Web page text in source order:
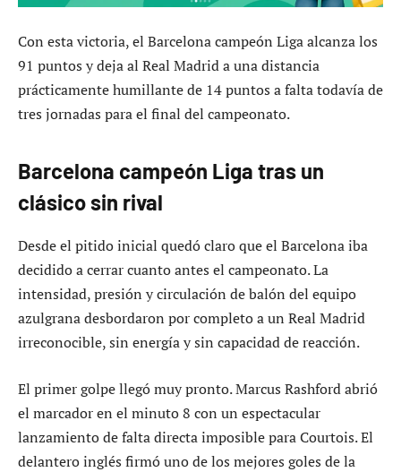
Con esta victoria, el Barcelona campeón Liga alcanza los
91 puntos y deja al Real Madrid a una distancia
prácticamente humillante de 14 puntos a falta todavía de
tres jornadas para el final del campeonato.
Barcelona campeón Liga tras un
clásico sin rival
Desde el pitido inicial quedó claro que el Barcelona iba
decidido a cerrar cuanto antes el campeonato. La
intensidad, presión y circulación de balón del equipo
azulgrana desbordaron por completo a un Real Madrid
irreconocible, sin energía y sin capacidad de reacción.
El primer golpe llegó muy pronto. Marcus Rashford abrió
el marcador en el minuto 8 con un espectacular
lanzamiento de falta directa imposible para Courtois. El
delantero inglés firmó uno de los mejores goles de la